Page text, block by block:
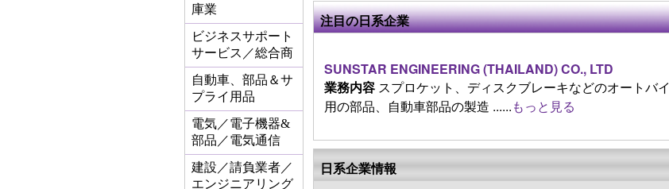
庫業
ビジネスサポート
サービス／総合商
自動車、部品＆サ
プライ用品
電気／電子機器&
部品／電気通信
建設／請負業者／
エンジニアリング
注目の日系企業
SUNSTAR ENGINEERING (THAILAND) CO., LTD
業務内容 スプロケット、ディスクブレーキなどのオートバイ
用の部品、自動車部品の製造 ......もっと見る
日系企業情報